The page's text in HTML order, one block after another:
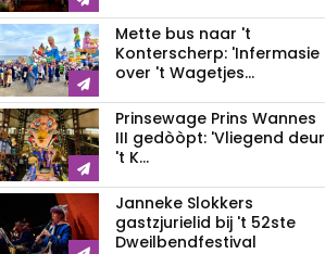
Mette bus naar 't
Konterscherp: 'Infermasie
over 't Wagetjes...
Prinsewage Prins Wannes
III gedòòpt: 'Vliegend deur
't K...
Janneke Slokkers
gastzjurielid bij 't 52ste
Dweilbendfestival